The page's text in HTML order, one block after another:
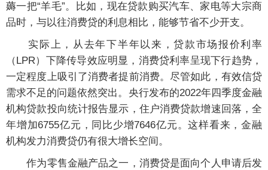
薅一把“羊毛”。比如，现在贷款购买汽车、家电等大宗商
品时，与以往消费贷的利息相比，能够节省不少开支。
实际上，从去年下半年以来，贷款市场报价利率
（LPR）下降传导效应明显，消费贷利率呈现下行趋势，
一定程度上吸引了消费者提前消费。尽管如此，有效信贷
需求不足的问题依然突出。央行发布的2022年四季度金融
机构贷款投向统计报告显示，住户消费贷款增速回落，全
年增加6755亿元，同比少增7646亿元。这样看来，金融
机构发力消费贷仍有很大增长空间。
作为零售金融产品之一，消费贷是面向个人申请后发